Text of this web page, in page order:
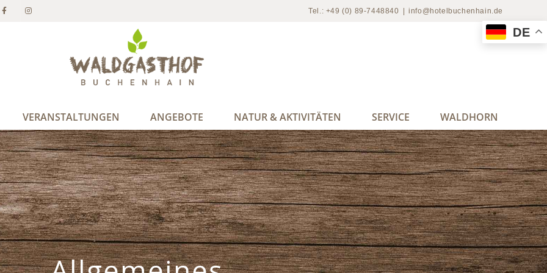
Tel.: +49 (0) 89-7448840 info@hotelbuchenhain.de
VERANSTALTUNGEN ANGEBOTE NATUR & AKTIVITÄTEN SERVICE WALDHORN
DE